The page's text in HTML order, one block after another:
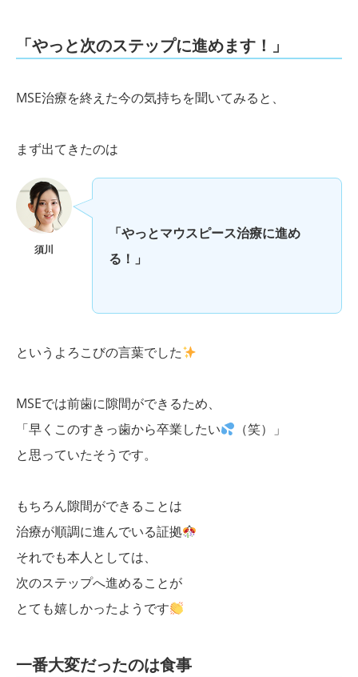
「やっと次のステップに進めます！」
MSE治療を終えた今の気持ちを聞いてみると、
まず出てきたのは
須川
「やっとマウスピース治療に進め
る！」
というよろこびの言葉でした
MSEでは前歯に隙間ができるため、
「早くこのすきっ歯から卒業したい
（笑）」
と思っていたそうです。
もちろん隙間ができることは
治療が順調に進んでいる証拠
それでも本人としては、
次のステップへ進めることが
とても嬉しかったようです
一番大変だったのは食事